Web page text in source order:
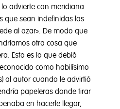
lo advierte con meridiana
que sean indefinidas las
al azar». De modo que
otra cosa que
Esto es lo que debió
como habilísimo
al autor cuando le advirtió
papeleras donde tirar
en hacerle llegar,